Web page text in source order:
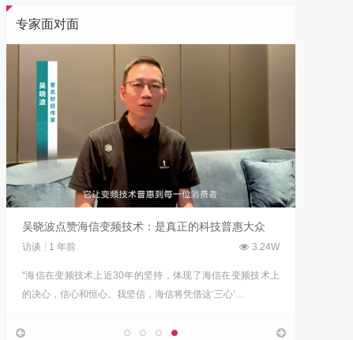
专家面对面
吴晓波点赞海信变频技术：是真正的科技普惠大众
访谈 1 年前 3.24W
“海信在变频技术上近30年的坚持，体现了海信在变频技术上
的决心，信心和恒心。我坚信，海信将凭借这‘三心’…